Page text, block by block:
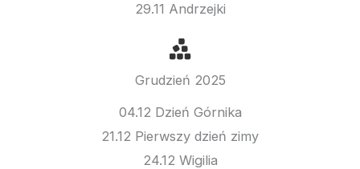
29.11 Andrzejki
Grudzień 2025
04.12 Dzień Górnika
21.12 Pierwszy dzień zimy
24.12 Wigilia